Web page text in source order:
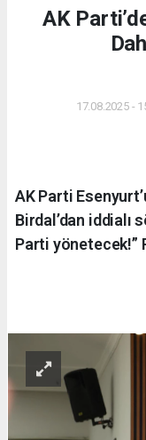
AK
17.08.2025 -
AK Parti
Birdal’dan iddialı
Parti yönetecek!”